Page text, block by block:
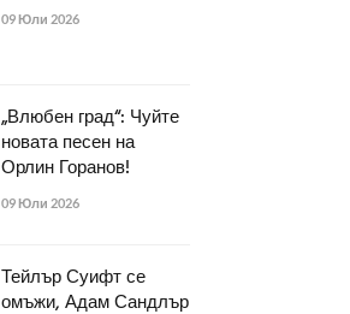
09 Юли 2026
„Влюбен град“: Чуйте
новата песен на
Орлин Горанов!
09 Юли 2026
Тейлър Суифт се
омъжи, Адам Сандлър